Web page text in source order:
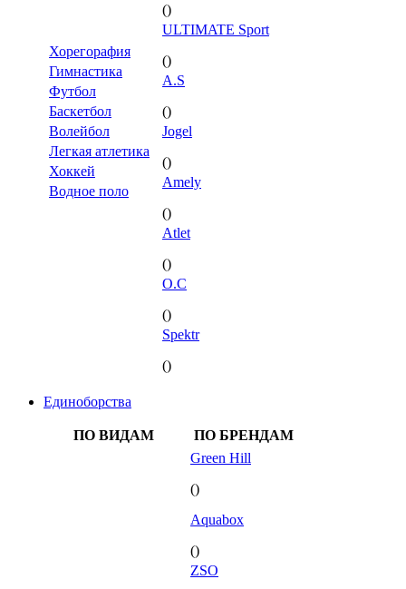
Хорегорафия
Гимнастика
Футбол
Баскетбол
Волейбол
Легкая атлетика
Хоккей
Водное поло
()
ULTIMATE Sport
()
A.S
()
Jogel
()
Amely
()
Atlet
()
O.C
()
Spektr
()
Единоборства
ПО ВИДАМ
ПО БРЕНДАМ
Green Hill
()
Aquabox
()
ZSO